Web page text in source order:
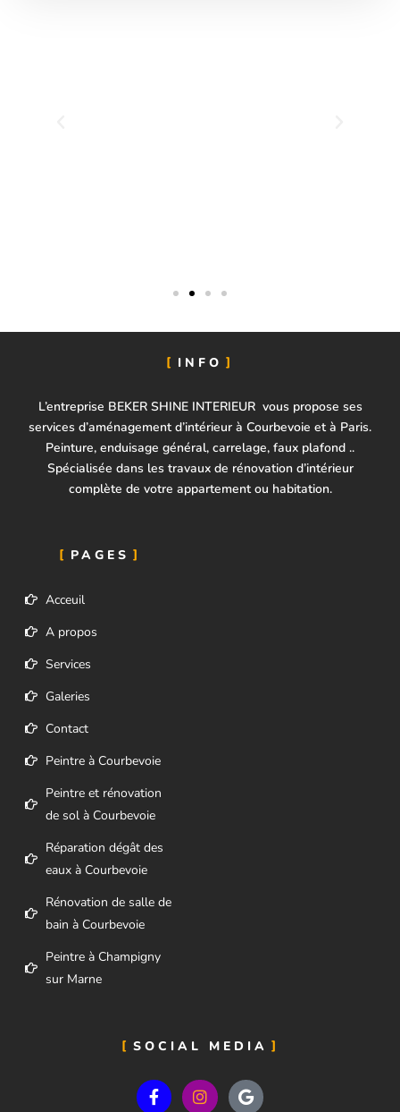
INFO
L’entreprise BEKER SHINE INTERIEUR vous propose ses
services d’aménagement d’intérieur à Courbevoie et à Paris.
Peinture, enduisage général, carrelage, faux plafond ..
Spécialisée dans les travaux de rénovation d’intérieur
complète de votre appartement ou habitation.
PAGES
Acceuil
A propos
Services
Galeries
Contact
Peintre à Courbevoie
Peintre et rénovation
de sol à Courbevoie
Réparation dégât des
eaux à Courbevoie​
Rénovation de salle de
bain à Courbevoie
Peintre à Champigny
sur Marne
SOCIAL MEDIA